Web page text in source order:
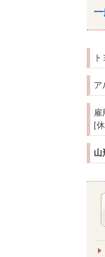
ア
雇
[
山